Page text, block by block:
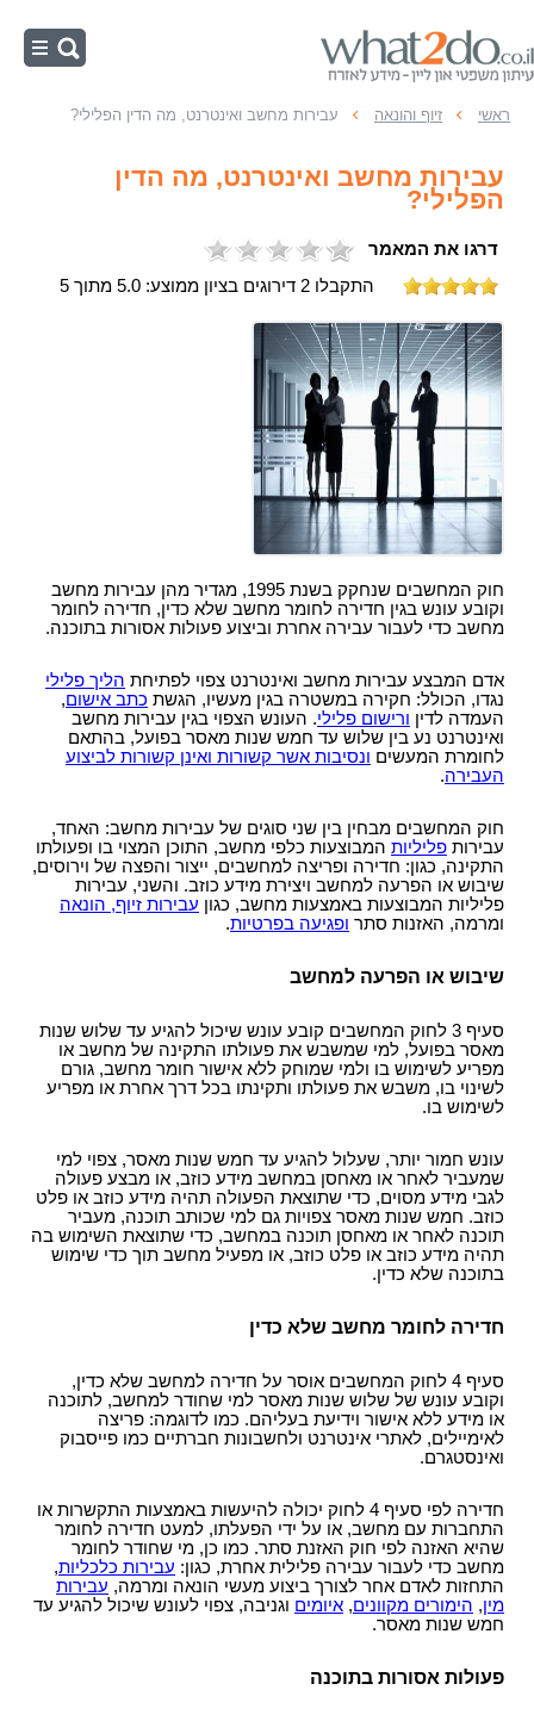
ראשי
רישום פלילי
כלכליות
זיוף והונאה
ההליך הפלילי
אלימות
מין ותועבה
סמים
ראשי זיוף והונאה עבירות מחשב ואינטרנט, מה הדין הפלילי?
עבירות מחשב ואינטרנט, מה הדין
הפלילי?
דרגו את המאמר
התקבלו 2 דירוגים בציון ממוצע: 5.0 מתוך 5
חוק המחשבים שנחקק בשנת 1995, מגדיר מהן עבירות מחשב
וקובע עונש בגין חדירה לחומר מחשב שלא כדין, חדירה לחומר
מחשב כדי לעבור עבירה אחרת וביצוע פעולות אסורות בתוכנה.
אדם המבצע עבירות מחשב ואינטרנט צפוי לפתיחת הליך פלילי
נגדו, הכולל: חקירה במשטרה בגין מעשיו, הגשת כתב אישום,
העמדה לדין ורישום פלילי. העונש הצפוי בגין עבירות מחשב
ואינטרנט נע בין שלוש עד חמש שנות מאסר בפועל, בהתאם
לחומרת המעשים ונסיבות אשר קשורות ואינן קשורות לביצוע
העבירה.
חוק המחשבים מבחין בין שני סוגים של עבירות מחשב: האחד,
עבירות פליליות המבוצעות כלפי מחשב, התוכן המצוי בו ופעולתו
התקינה, כגון: חדירה ופריצה למחשבים, ייצור והפצה של וירוסים,
שיבוש או הפרעה למחשב ויצירת מידע כוזב. והשני, עבירות
פליליות המבוצעות באמצעות מחשב, כגון עבירות זיוף, הונאה
ומרמה, האזנות סתר ופגיעה בפרטיות.
שיבוש או הפרעה למחשב
סעיף 3 לחוק המחשבים קובע עונש שיכול להגיע עד שלוש שנות
מאסר בפועל, למי שמשבש את פעולתו התקינה של מחשב או
מפריע לשימוש בו ולמי שמוחק ללא אישור חומר מחשב, גורם
לשינוי בו, משבש את פעולתו ותקינתו בכל דרך אחרת או מפריע
לשימוש בו.
עונש חמור יותר, שעלול להגיע עד חמש שנות מאסר, צפוי למי
שמעביר לאחר או מאחסן במחשב מידע כוזב, או מבצע פעולה
לגבי מידע מסוים, כדי שתוצאת הפעולה תהיה מידע כוזב או פלט
כוזב. חמש שנות מאסר צפויות גם למי שכותב תוכנה, מעביר
תוכנה לאחר או מאחסן תוכנה במחשב, כדי שתוצאת השימוש בה
תהיה מידע כוזב או פלט כוזב, או מפעיל מחשב תוך כדי שימוש
בתוכנה שלא כדין.
חדירה לחומר מחשב שלא כדין
סעיף 4 לחוק המחשבים אוסר על חדירה למחשב שלא כדין,
וקובע עונש של שלוש שנות מאסר למי שחודר למחשב, לתוכנה
או מידע ללא אישור וידיעת בעליהם. כמו לדוגמה: פריצה
לאימיילים, לאתרי אינטרנט ולחשבונות חברתיים כמו פייסבוק
ואינסטגרם.
חדירה לפי סעיף 4 לחוק יכולה להיעשות באמצעות התקשרות או
התחברות עם מחשב, או על ידי הפעלתו, למעט חדירה לחומר
שהיא האזנה לפי חוק האזנת סתר. כמו כן, מי שחודר לחומר
מחשב כדי לעבור עבירה פלילית אחרת, כגון: עבירות כלכליות,
התחזות לאדם אחר לצורך ביצוע מעשי הונאה ומרמה, עבירות
מין, הימורים מקוונים, איומים וגניבה, צפוי לעונש שיכול להגיע עד
חמש שנות מאסר.
פעולות אסורות בתוכנה